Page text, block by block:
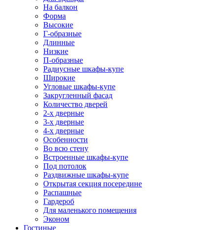
На балкон
Форма
Высокие
Г-образные
Длинные
Низкие
П-образные
Радиусные шкафы-купе
Широкие
Угловые шкафы-купе
Закругленный фасад
Количество дверей
2-х дверные
3-х дверные
4-х дверные
Особенности
Во всю стену
Встроенные шкафы-купе
Под потолок
Раздвижные шкафы-купе
Открытая секция посередине
Распашные
Гардероб
Для маленького помещения
Эконом
Гостиные